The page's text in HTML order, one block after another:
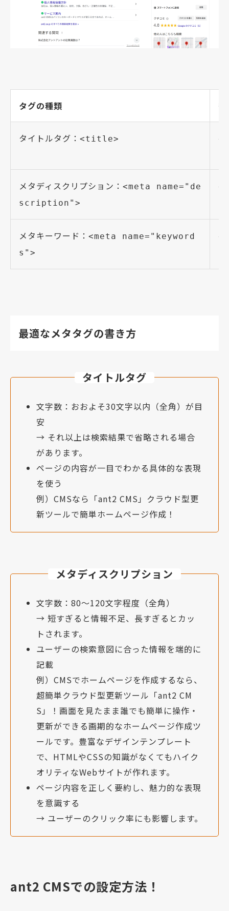
タグの種類
タイトルタグ： <title>
メタディスクリプション： <meta name="de
scription">
メタキーワード： <meta name="keyword
s">
最適なメタタグの書き方
タイトルタグ
文字数：おおよそ30文字以内（全角）が目
安
→ それ以上は検索結果で省略される場合
があります。
ページの内容が一目でわかる具体的な表現
を使う
例）CMSなら「ant2 CMS」クラウド型更
新ツールで簡単ホームページ作成！
メタディスクリプション
文字数：80〜120文字程度（全角）
→ 短すぎると情報不足、長すぎるとカッ
トされます。
ユーザーの検索意図に合った情報を端的に
記載
例）CMSでホームページを作成するなら、
超簡単クラウド型更新ツール「ant2 CM
S」！画面を見たまま誰でも簡単に操作・
更新ができる画期的なホームページ作成ツ
ールです。豊富なデザインテンプレート
で、HTMLやCSSの知識がなくてもハイク
オリティなWebサイトが作れます。
ページ内容を正しく要約し、魅力的な表現
を意識する
→ ユーザーのクリック率にも影響します。
ant2 CMSでの設定方法！